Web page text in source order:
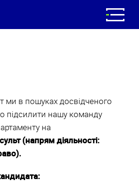
ми в пошуках досвідченого
підсилити нашу команду
на
(напрям діяльності: